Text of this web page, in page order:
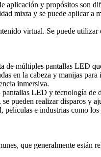
aplicación y propósitos son
mixta y se puede aplicar a
virtual. Se puede utilizar
múltiples pantallas LED
en la cabeza y manijas
inmersiva.
LED y tecnología de
pueden realizar disparos y
e industrias como
que generalmente están